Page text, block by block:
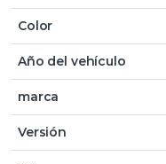
Color
Año del vehículo
marca
Versión